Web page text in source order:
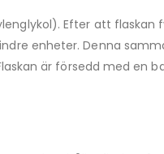
Efter att flaskan
enheter. Denna
är försedd med en